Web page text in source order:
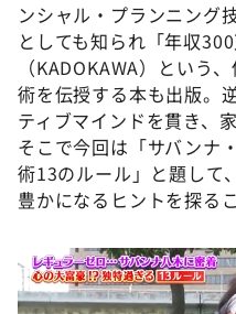
ンシャル・プランニン
としても知られ「年収
（KADOKAWA）という
術を伝授する本も出版。
ティブマインドを貫き、
そこで今回は「サバンナ
術13のルール」と題して
豊かになるヒントを探るこ